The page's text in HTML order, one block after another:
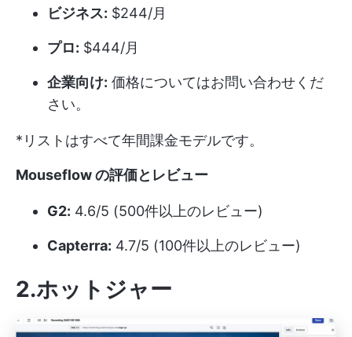
ビジネス: $244/月
プロ: $444/月
企業向け: 価格についてはお問い合わせくだ
さい。
*リストはすべて年間課金モデルです。
Mouseflow の評価とレビュー
G2: 4.6/5 (500件以上のレビュー)
Capterra: 4.7/5 (100件以上のレビュー)
2.ホットジャー